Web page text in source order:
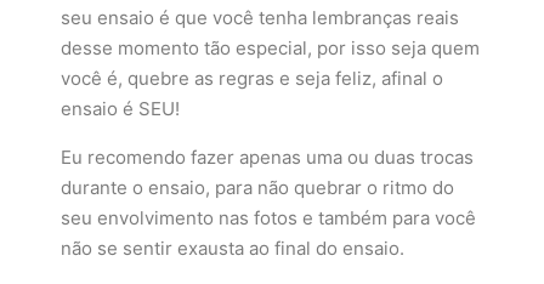
seu ensaio é que você tenha lembranças reais
desse momento tão especial, por isso seja quem
você é, quebre as regras e seja feliz, afinal o
ensaio é SEU!
Eu recomendo fazer apenas uma ou duas trocas
durante o ensaio, para não quebrar o ritmo do
seu envolvimento nas fotos e também para você
não se sentir exausta ao final do ensaio.